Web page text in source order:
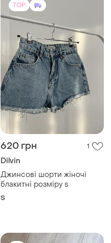
TOP
620 грн 1
Dilvin
Джинсові шорти жіночі
блакитні розміру s
S